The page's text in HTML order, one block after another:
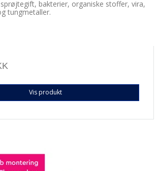
sprøjtegift, bakterier, organiske stoffer, vira,
tungmetaller.
Vis produkt